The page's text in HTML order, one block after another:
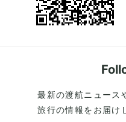
最新の渡航ニュース
旅行の情報をお届